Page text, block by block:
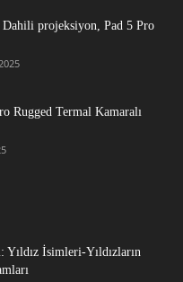
projeksiyon, Pad 5 Pro
Rugged Termal Kamaralı
Yıldız İsimleri-Yıldızların